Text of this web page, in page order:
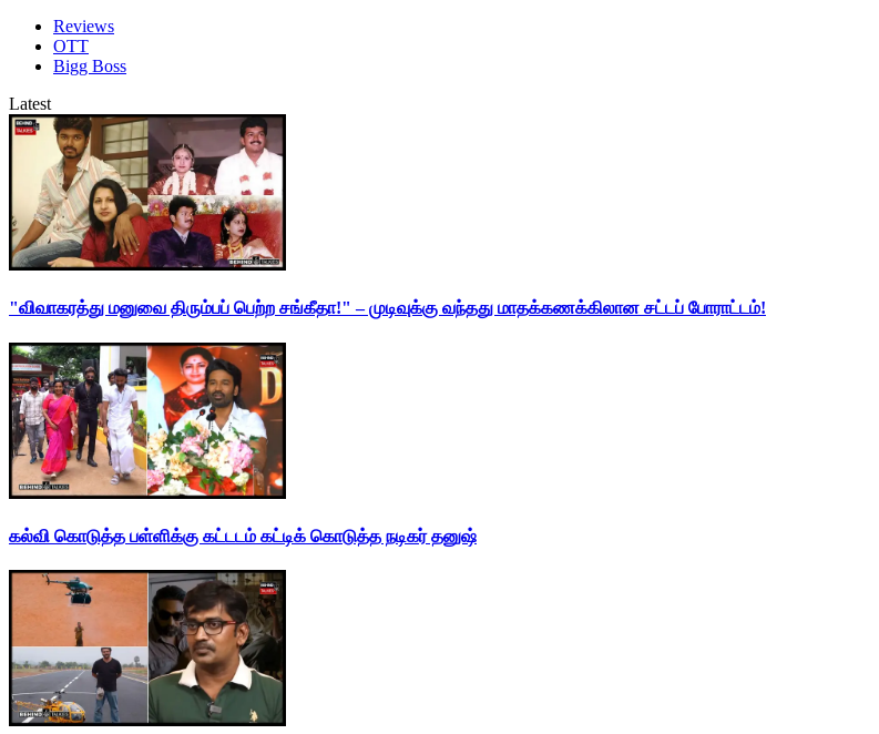
Reviews
OTT
Bigg Boss
Latest
"விவாகரத்து மனுவை திரும்பப் பெற்ற சங்கீதா!" – முடிவுக்கு வந்தது மாதக்கணக்கிலான சட்டப் போராட்டம்!
கல்வி கொடுத்த பள்ளிக்கு கட்டடம் கட்டிக் கொடுத்த நடிகர் தனுஷ்